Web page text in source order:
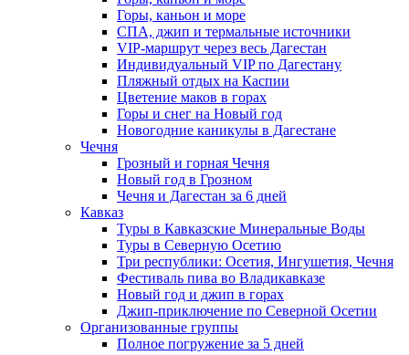
Горы, каньон и море
СПА, джип и термальные источники
VIP-маршрут через весь Дагестан
Индивидуальный VIP по Дагестану
Пляжный отдых на Каспии
Цветение маков в горах
Горы и снег на Новый год
Новогодние каникулы в Дагестане
Чечня
Грозный и горная Чечня
Новый год в Грозном
Чечня и Дагестан за 6 дней
Кавказ
Туры в Кавказские Минеральные Воды
Туры в Северную Осетию
Три республики: Осетия, Ингушетия, Чечня
Фестиваль пива во Владикавказе
Новый год и джип в горах
Джип-приключение по Северной Осетии
Организованные группы
Полное погружение за 5 дней